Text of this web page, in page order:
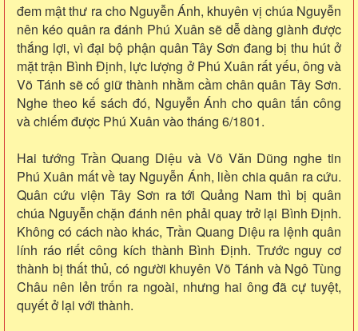
đem mật thư ra cho Nguyễn Ánh, khuyên vị chúa Nguyễn
nên kéo quân ra đánh Phú Xuân sẽ dễ dàng giành được
thắng lợi, vì đại bộ phận quân Tây Sơn đang bị thu hút ở
mặt trận Bình Định, lực lượng ở Phú Xuân rất yếu, ông và
Võ Tánh sẽ cố giữ thành nhằm cầm chân quân Tây Sơn.
Nghe theo kế sách đó, Nguyễn Ánh cho quân tấn công
và chiếm được Phú Xuân vào tháng 6/1801.
Hai tướng Trần Quang Diệu và Võ Văn Dũng nghe tin
Phú Xuân mất về tay Nguyễn Ánh, liền chia quân ra cứu.
Quân cứu viện Tây Sơn ra tới Quảng Nam thì bị quân
chúa Nguyễn chặn đánh nên phải quay trở lại Bình Định.
Không có cách nào khác, Trần Quang Diệu ra lệnh quân
lính ráo riết công kích thành Bình Định. Trước nguy cơ
thành bị thất thủ, có người khuyên Võ Tánh và Ngô Tùng
Châu nên lẻn trốn ra ngoài, nhưng hai ông đã cự tuyệt,
quyết ở lại với thành.